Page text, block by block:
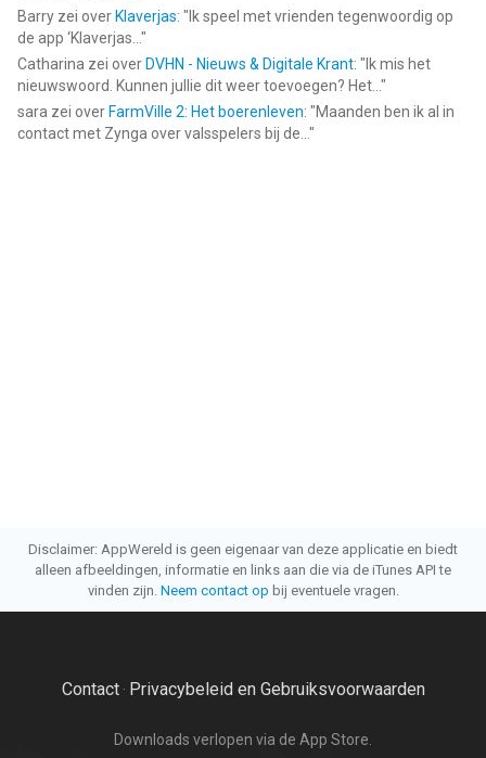
Barry zei over Klaverjas: " Ik speel met vrienden tegenwoordig op
de app ‘Klaverjas... "
Catharina zei over DVHN - Nieuws & Digitale Krant: " Ik mis het
nieuwswoord. Kunnen jullie dit weer toevoegen? Het... "
sara zei over FarmVille 2: Het boerenleven: "Maanden ben ik al in
contact met Zynga over valsspelers bij de... "
Disclaimer: AppWereld is geen eigenaar van deze applicatie en biedt
alleen afbeeldingen, informatie en links aan die via de iTunes API te
vinden zijn. Neem contact op bij eventuele vragen.
Contact· Privacybeleid en Gebruiksvoorwaarden
Downloads verlopen via de App Store.